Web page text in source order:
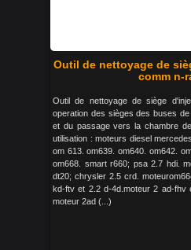
Outil de nettoyage de
comm n-
Outil de nettoyage de siège
operation des sièges des buses
et du passage vers la chambre
utilisation : moteurs diesel
om 613. om639. om640. om642.
om668. smart r660; psa 2.7 hdi.
dt20; chrysler 2.5 crd.
kd-ftv et 2.2 d-4d.moteur 2 ad-fhv
moteur 2ad (...)